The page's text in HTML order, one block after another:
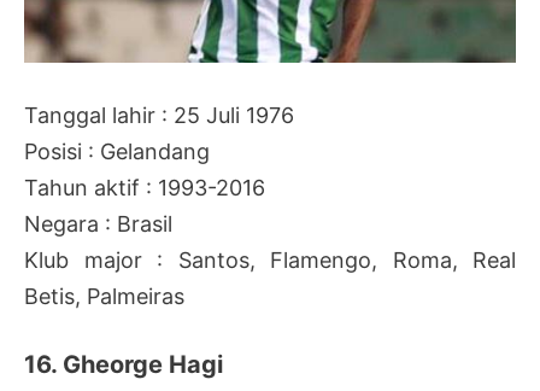
Tanggal lahir : 25 Juli 1976
Posisi : Gelandang
Tahun aktif : 1993-2016
Negara : Brasil
Klub major : Santos, Flamengo, Roma, Real
Betis, Palmeiras
16. Gheorge Hagi